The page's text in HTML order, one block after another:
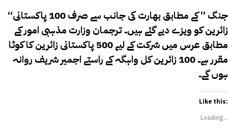
“جنگ ” کے مطابق بھارت کی جانب سے صرف 100 پاکستانی
زائرین کو ویزے دیے گئے ہیں۔ ترجمان وزارت مذہبی امور کے
مطابق عرس میں شرکت کے لیے 500 پاکستانی زائرین کا کوٹا
مقرر ہے۔ 100 زائرین کل واہگہ کے راستے اجمیر شریف روانہ
ہوں گے۔
Like this:
Loading...